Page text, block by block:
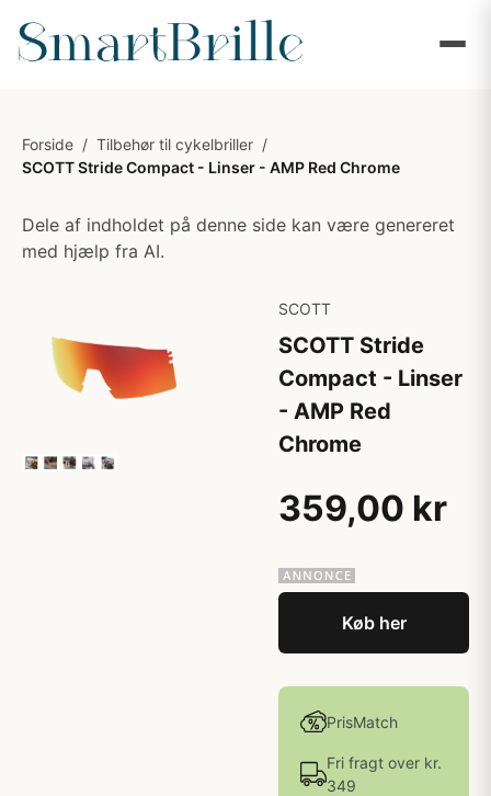
Forside / Tilbehør til cykelbriller /
SCOTT Stride Compact - Linser - AMP Red Chrome
Dele af indholdet på denne side kan være genereret
med hjælp fra AI.
SCOTT
SCOTT Stride
Compact - Linser
- AMP Red
Chrome
359,00 kr
Køb her
PrisMatch
Fri fragt over kr.
349